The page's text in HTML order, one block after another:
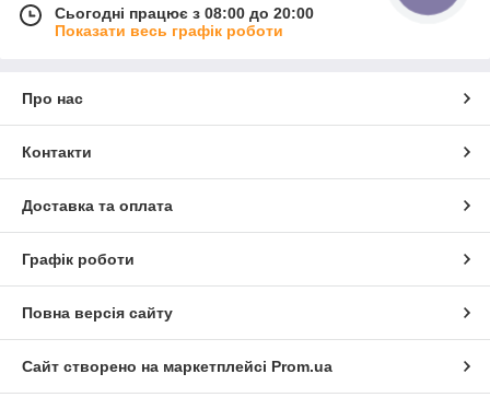
Сьогодні працює з 08:00 до 20:00
Показати весь графік роботи
Про нас
Контакти
Доставка та оплата
Графік роботи
Повна версія сайту
Сайт створено на маркетплейсі Prom.ua